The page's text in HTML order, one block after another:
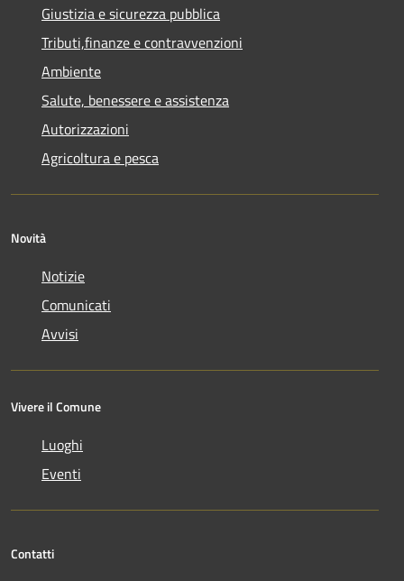
Giustizia e sicurezza pubblica
Tributi,finanze e contravvenzioni
Ambiente
Salute, benessere e assistenza
Autorizzazioni
Agricoltura e pesca
Novità
Notizie
Comunicati
Avvisi
Vivere il Comune
Luoghi
Eventi
Contatti